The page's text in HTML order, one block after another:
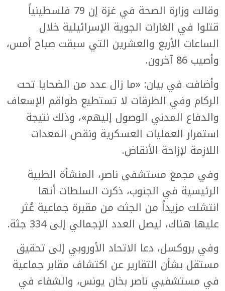
وقالت وزارة الصحة في غزة إن 79 فلسطينياً
قتلوا في الغارات الجوية الإسرائيلية خلال
الساعات الأربع والعشرين التي سبقت صباح أمس،
وأصيب 86 آخرون.
وأضافت في بيان: «ما زال عدد من الضحايا تحت
الركام وفي الطرقات لا تستطيع طواقم الإسعاف
والدفاع المدني الوصول إليهم»، وذلك نتيجة
استمرار العمليات العسكرية ونقص المعدات
اللازمة لإزاحة الأنقاض.
وفي مجمع مستشفى ناصر، المنشأة الطبية
الرئيسية في الجنوب، ذكرت السلطات أنها
انتشلت مزيداً من الجثث من مقبرة جماعية عُثر
عليها هناك، ليصل العدد الإجمالي إلى 334 جثة.
وفي بروكسل، دعا الاتحاد الأوروبي إلى تحقيق
مستقل بشأن التقارير عن اكتشاف مقابر جماعية
في مستشفيي ناصر بخان يونس، والشفاء في